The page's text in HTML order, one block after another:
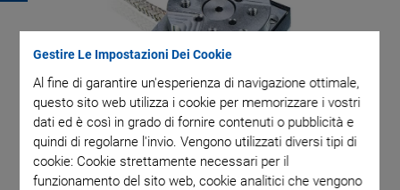
Gestire Le Impostazioni Dei Cookie
Al fine di garantire un'esperienza di navigazione ottimale,
questo sito web utilizza i cookie per memorizzare i vostri
dati ed è così in grado di fornire contenuti o pubblicità e
quindi di regolarne l'invio. Vengono utilizzati diversi tipi di
cookie: Cookie strettamente necessari per il
funzionamento del sito web, cookie analitici che vengono
i
e
t
r
o
i
e
t
r
o
i
e
t
r
o
i
e
t
r
o